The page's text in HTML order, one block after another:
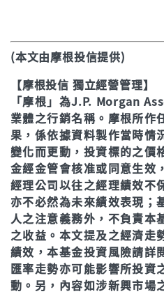
(本文由摩根投信提供)
【摩根投信 獨立經營管理】
「摩根」為J.P. Morgan
業體之行銷名稱。摩根所作
果，係依據資料製作當時情
變化而更動，投資標的之價
金經金管會核准或同意生效
經理公司以往之經理績效不
亦不必然為未來績效表現；
人之注意義務外，不負責本
之收益。本文提及之經濟走
績效，本基金投資風險請詳
匯率走勢亦可能影響所投資
動。另，內容如涉新興市場